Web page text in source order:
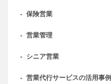
- 保険営業
- 営業管理
- シニア営業
- 営業代行サービスの活用事例